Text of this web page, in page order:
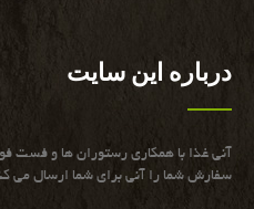
درباره این سایت
آنی غذا با همكاری رستوران ها و فست
سفارش شما را آنی برای شما ارسال می